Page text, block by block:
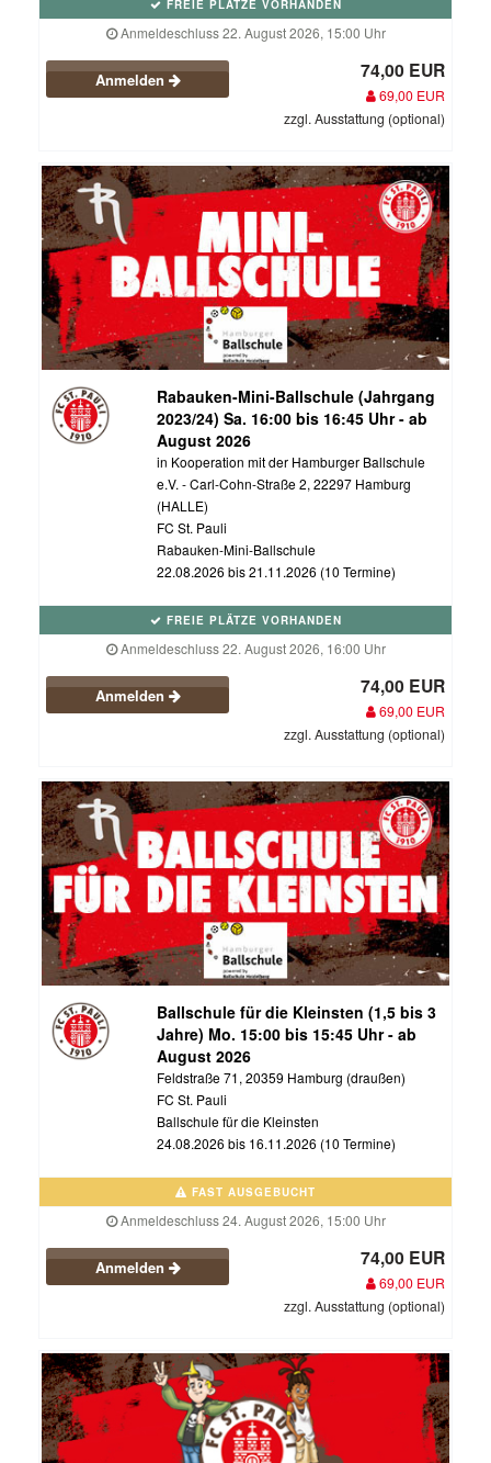
FREIE PLÄTZE VORHANDEN
Anmeldeschluss 22. August 2026, 15:00 Uhr
Anmelden 74,00 EUR
69,00 EUR
zzgl. Ausstattung (optional)
Rabauken-Mini-Ballschule (Jahrgang
2023/24) Sa. 16:00 bis 16:45 Uhr - ab
August 2026
in Kooperation mit der Hamburger Ballschule
e.V. - Carl-Cohn-Straße 2, 22297 Hamburg
(HALLE)
FC St. Pauli
Rabauken-Mini-Ballschule
22.08.2026 bis 21.11.2026 (10 Termine)
FREIE PLÄTZE VORHANDEN
Anmeldeschluss 22. August 2026, 16:00 Uhr
Anmelden 74,00 EUR
69,00 EUR
zzgl. Ausstattung (optional)
Ballschule für die Kleinsten (1,5 bis 3
Jahre) Mo. 15:00 bis 15:45 Uhr - ab
August 2026
Feldstraße 71, 20359 Hamburg (draußen)
FC St. Pauli
Ballschule für die Kleinsten
24.08.2026 bis 16.11.2026 (10 Termine)
FAST AUSGEBUCHT
Anmeldeschluss 24. August 2026, 15:00 Uhr
Anmelden 74,00 EUR
69,00 EUR
zzgl. Ausstattung (optional)